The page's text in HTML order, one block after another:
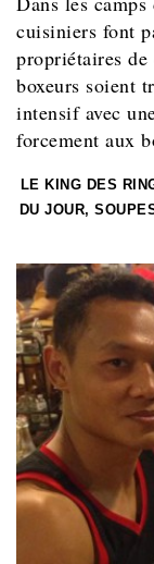
cuisiniers font
propriétaires de
boxeurs soient
intensif avec
forcement aux
LE KING DES
DU JOUR,